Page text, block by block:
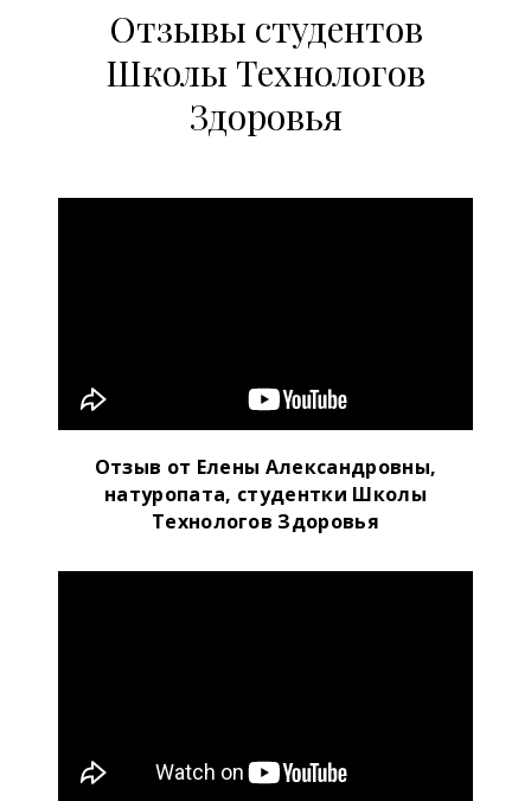
Отзывы студентов
Школы Технологов
Здоровья
Отзыв от Елены Александровны,
натуропата, студентки Школы
Технологов Здоровья